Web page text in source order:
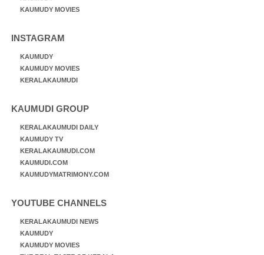
KAUMUDY MOVIES
INSTAGRAM
KAUMUDY
KAUMUDY MOVIES
KERALAKAUMUDI
KAUMUDI GROUP
KERALAKAUMUDI DAILY
KAUMUDY TV
KERALAKAUMUDI.COM
KAUMUDI.COM
KAUMUDYMATRIMONY.COM
YOUTUBE CHANNELS
KERALAKAUMUDI NEWS
KAUMUDY
KAUMUDY MOVIES